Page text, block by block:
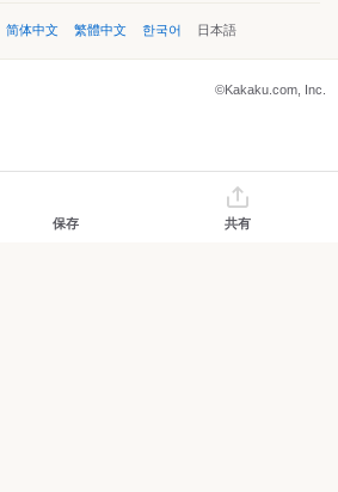
简体中文 繁體中文 한국어 日本語
©Kakaku.com, Inc.
保存 共有